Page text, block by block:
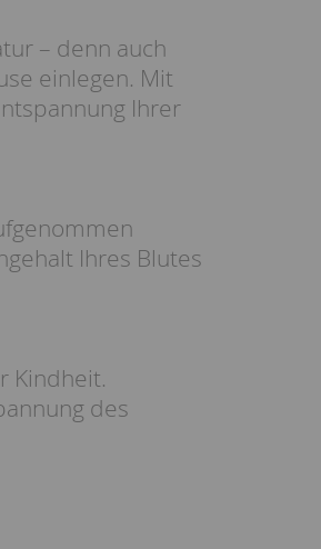
– denn auch
einlegen. Mit
Ihrer
Ihres Blutes
Kindheit.
des